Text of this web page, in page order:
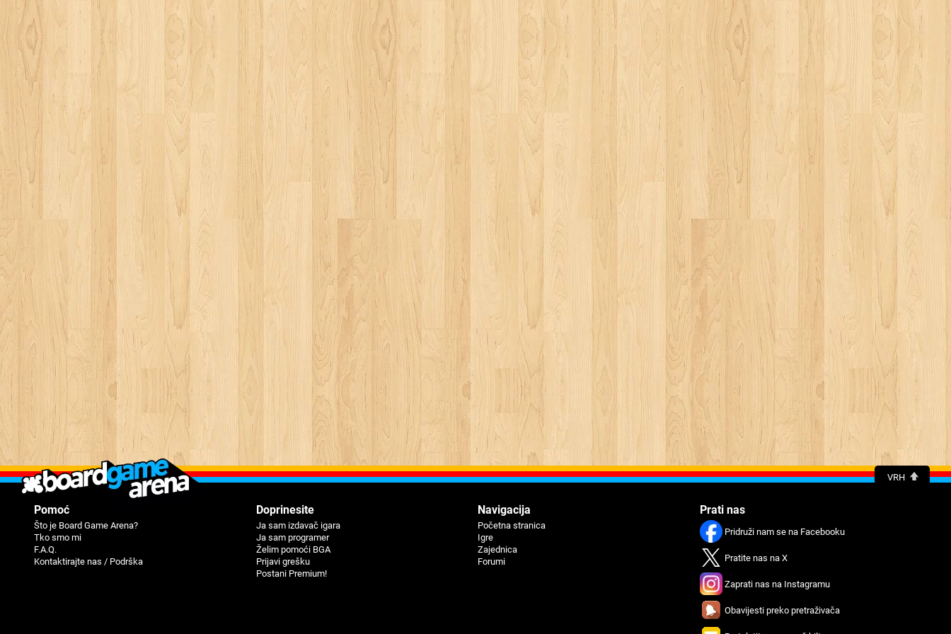
VRH
Pomoć
Što je Board Game Arena?
Tko smo mi
F.A.Q.
Kontaktirajte nas / Podrška
Doprinesite
Ja sam izdavač igara
Ja sam programer
Žеlim pomoći BGA
Priјavi grеšku
Postani Premium!
Navigaciјa
Početna stranica
Igre
Zajednica
Forumi
Prati nas
Pridruži nam se na Facebooku
Pratitе nas na X
Zaprati nas na Instagramu
Obavijеsti preko prеtraživača